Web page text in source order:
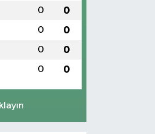
0 0
0 0
0 0
0 0